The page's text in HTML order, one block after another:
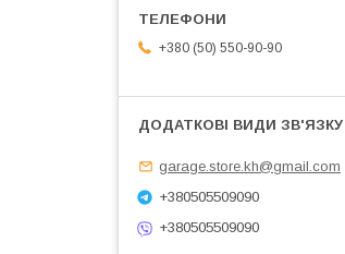
+380 (50) 550-90-90
garage.store.kh@gmail.com
+380505509090
+380505509090